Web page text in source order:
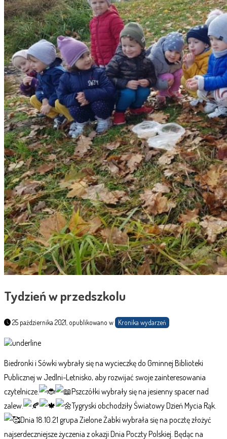
Tydzień w przedszkolu
25 października 2021, opublikowano w Kronika wydarzeń
Biedronki i Sówki wybrały się na wycieczkę do Gminnej Biblioteki
Publicznej w Jedlni-Letnisko, aby rozwijać swoje zainteresowania
czytelnicze.
Pszczółki wybrały się na jesienny spacer nad
zalew.
Tygryski obchodziły Światowy Dzień Mycia Rąk.
Dnia 18.10.21 grupa Zielone Żabki wybrała się na pocztę złożyć
najserdeczniejsze życzenia z okazji Dnia Poczty Polskiej. Będąc na